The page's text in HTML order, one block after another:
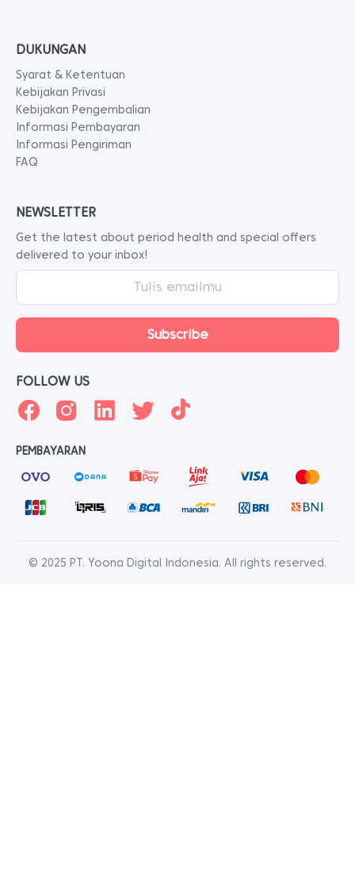
DUKUNGAN
Syarat & Ketentuan
Kebijakan Privasi
Kebijakan Pengembalian
Informasi Pembayaran
Informasi Pengiriman
FAQ
NEWSLETTER
Get the latest about period health and special offers
delivered to your inbox!
FOLLOW US
PEMBAYARAN
© 2025 PT. Yoona Digital Indonesia. All rights reserved.